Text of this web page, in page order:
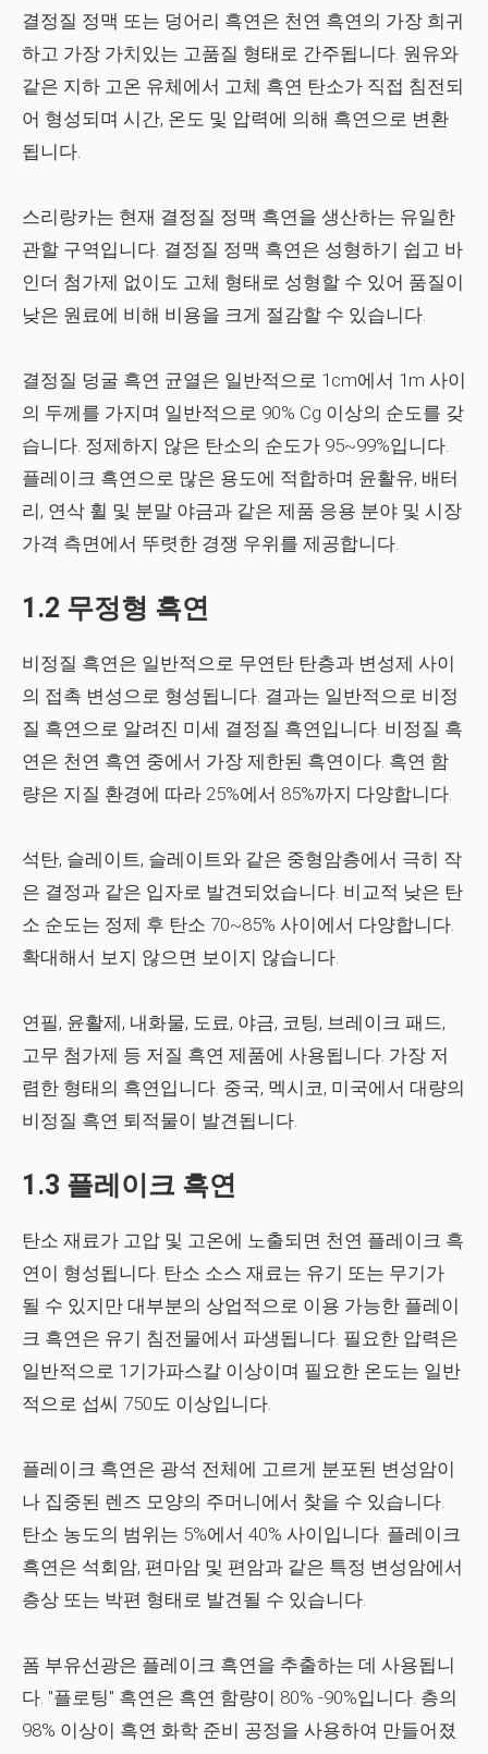
결정질 정맥 또는 덩어리 흑연은 천연 흑연의 가장 희귀
하고 가장 가치있는 고품질 형태로 간주됩니다. 원유와
같은 지하 고온 유체에서 고체 흑연 탄소가 직접 침전되
어 형성되며 시간, 온도 및 압력에 의해 흑연으로 변환
됩니다.
스리랑카는 현재 결정질 정맥 흑연을 생산하는 유일한
관할 구역입니다. 결정질 정맥 흑연은 성형하기 쉽고 바
인더 첨가제 없이도 고체 형태로 성형할 수 있어 품질이
낮은 원료에 비해 비용을 크게 절감할 수 있습니다.
결정질 덩굴 흑연 균열은 일반적으로 1cm에서 1m 사이
의 두께를 가지며 일반적으로 90% Cg 이상의 순도를 갖
습니다. 정제하지 않은 탄소의 순도가 95~99%입니다.
플레이크 흑연으로 많은 용도에 적합하며 윤활유, 배터
리, 연삭 휠 및 분말 야금과 같은 제품 응용 분야 및 시장
가격 측면에서 뚜렷한 경쟁 우위를 제공합니다.
1.2 무정형 흑연
비정질 흑연은 일반적으로 무연탄 탄층과 변성제 사이
의 접촉 변성으로 형성됩니다. 결과는 일반적으로 비정
질 흑연으로 알려진 미세 결정질 흑연입니다. 비정질 흑
연은 천연 흑연 중에서 가장 제한된 흑연이다. 흑연 함
량은 지질 환경에 따라 25%에서 85%까지 다양합니다.
석탄, 슬레이트, 슬레이트와 같은 중형암층에서 극히 작
은 결정과 같은 입자로 발견되었습니다. 비교적 낮은 탄
소 순도는 정제 후 탄소 70~85% 사이에서 다양합니다.
확대해서 보지 않으면 보이지 않습니다.
연필, 윤활제, 내화물, 도료, 야금, 코팅, 브레이크 패드,
고무 첨가제 등 저질 흑연 제품에 사용됩니다. 가장 저
렴한 형태의 흑연입니다. 중국, 멕시코, 미국에서 대량의
비정질 흑연 퇴적물이 발견됩니다.
1.3 플레이크 흑연
탄소 재료가 고압 및 고온에 노출되면 천연 플레이크 흑
연이 형성됩니다. 탄소 소스 재료는 유기 또는 무기가
될 수 있지만 대부분의 상업적으로 이용 가능한 플레이
크 흑연은 유기 침전물에서 파생됩니다. 필요한 압력은
일반적으로 1기가파스칼 이상이며 필요한 온도는 일반
적으로 섭씨 750도 이상입니다.
플레이크 흑연은 광석 전체에 고르게 분포된 변성암이
나 집중된 렌즈 모양의 주머니에서 찾을 수 있습니다.
탄소 농도의 범위는 5%에서 40% 사이입니다. 플레이크
흑연은 석회암, 편마암 및 편암과 같은 특정 변성암에서
층상 또는 박편 형태로 발견될 수 있습니다.
폼 부유선광은 플레이크 흑연을 추출하는 데 사용됩니
다. "플로팅" 흑연은 흑연 함량이 80% -90%입니다. 층의
98% 이상이 흑연 화학 준비 공정을 사용하여 만들어졌